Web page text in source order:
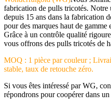
fabrication de pulls tricotés. Notre
depuis 15 ans dans la
pour des marques haut de gamme
Grâce à un contrôle qualité
vous offrons des pulls tricotés de
MOQ : 1 pièce par couleur ;
stable, taux de retouche zéro.
Si vous êtes intéressé par WG,
répondrons pour coopérer dans